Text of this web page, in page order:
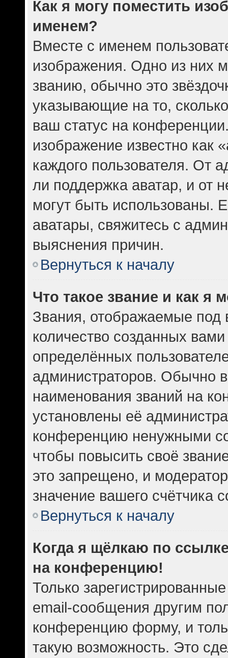
Как я могу поместить
именем?
Вместе с именем
изображения. Одно из них
званию, обычно это
указывающие на то,
ваш статус на
изображение известно как
каждого пользователя. От
ли поддержка аватар, и от
могут быть использованы.
аватары, свяжитесь с
выяснения причин.
Вернуться к началу
Что такое звание и как я
Звания, отображаемые
количество созданных
определённых
администраторов. Обычно
наименования званий на
установлены её
конференцию ненужными
чтобы повысить своё
это запрещено, и
значение вашего счётчика
Вернуться к началу
Когда я щёлкаю по
на конференцию!
Только
email-сообщения другим
конференцию форму, и
такую возможность. Это